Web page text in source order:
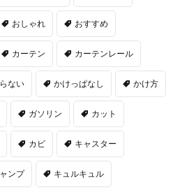
おしゃれ おすすめ
カーテン カーテンレール
ない かけっぱなし かけ方
ガソリン カット
カビ キャスター
ンプ キュルキュル